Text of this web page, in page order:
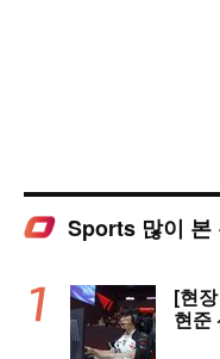
Sports 많이 본
[현
현준